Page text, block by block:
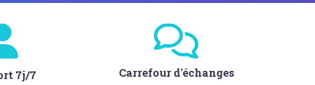
7j/7 Carrefour d'échanges